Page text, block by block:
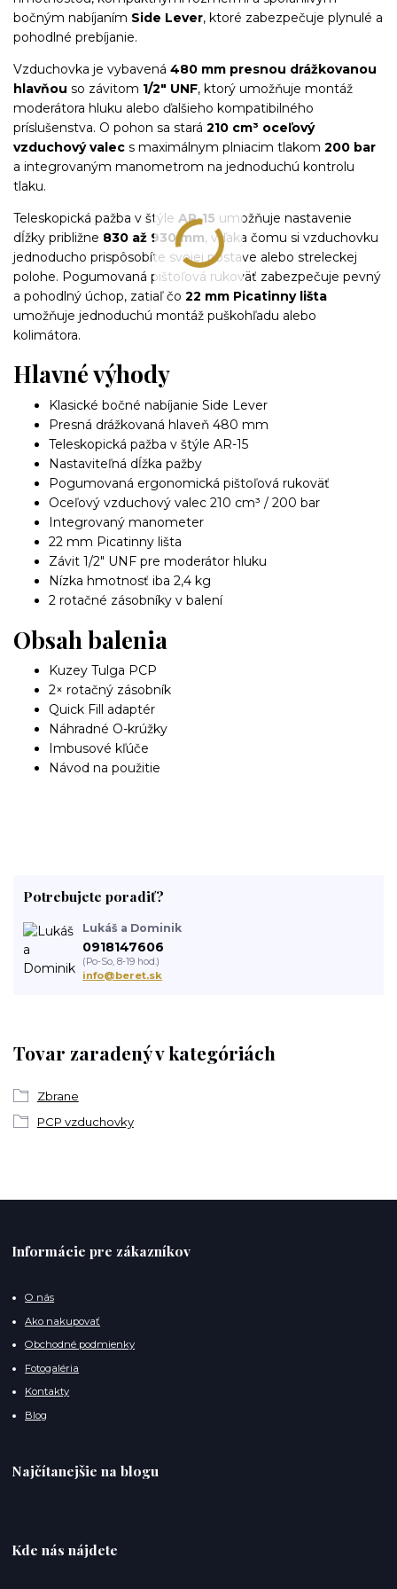
bočným nabíjaním Side Lever, ktoré zabezpečuje plynulé a
pohodlné prebíjanie.
Vzduchovka je vybavená 480 mm presnou drážkovanou
hlavňou so závitom 1/2" UNF, ktorý umožňuje montáž
moderátora hluku alebo ďalšieho kompatibilného
príslušenstva. O pohon sa stará 210 cm³ oceľový
vzduchový valec s maximálnym plniacim tlakom 200 bar
a integrovaným manometrom na jednoduchú kontrolu
tlaku.
Teleskopická pažba v štýle AR-15 umožňuje nastavenie
dĺžky približne 830 až 930 mm, vďaka čomu si vzduchovku
jednoducho prispôsobíte svojej postave alebo streleckej
polohe. Pogumovaná pištoľová rukoväť zabezpečuje pevný
a pohodlný úchop, zatiaľ čo 22 mm Picatinny lišta
umožňuje jednoduchú montáž puškohľadu alebo
kolimátora.
Hlavné výhody
Klasické bočné nabíjanie Side Lever
Presná drážkovaná hlaveň 480 mm
Teleskopická pažba v štýle AR-15
Nastaviteľná dĺžka pažby
Pogumovaná ergonomická pištoľová rukoväť
Oceľový vzduchový valec 210 cm³ / 200 bar
Integrovaný manometer
22 mm Picatinny lišta
Závit 1/2" UNF pre moderátor hluku
Nízka hmotnosť iba 2,4 kg
2 rotačné zásobníky v balení
Obsah balenia
Kuzey Tulga PCP
2× rotačný zásobník
Quick Fill adaptér
Náhradné O-krúžky
Imbusové kľúče
Návod na použitie
Tovar zaradený v kategóriách
Zbrane
PCP vzduchovky
Potrebujete poradiť?
Lukáš a Dominik
0918147606
(Po-So, 8-19 hod.)
info@beret.sk
Informácie pre zákazníkov
O nás
Ako nakupovať
Obchodné podmienky
Fotogaléria
Kontakty
Blog
Najčítanejšie na blogu
Kde nás nájdete